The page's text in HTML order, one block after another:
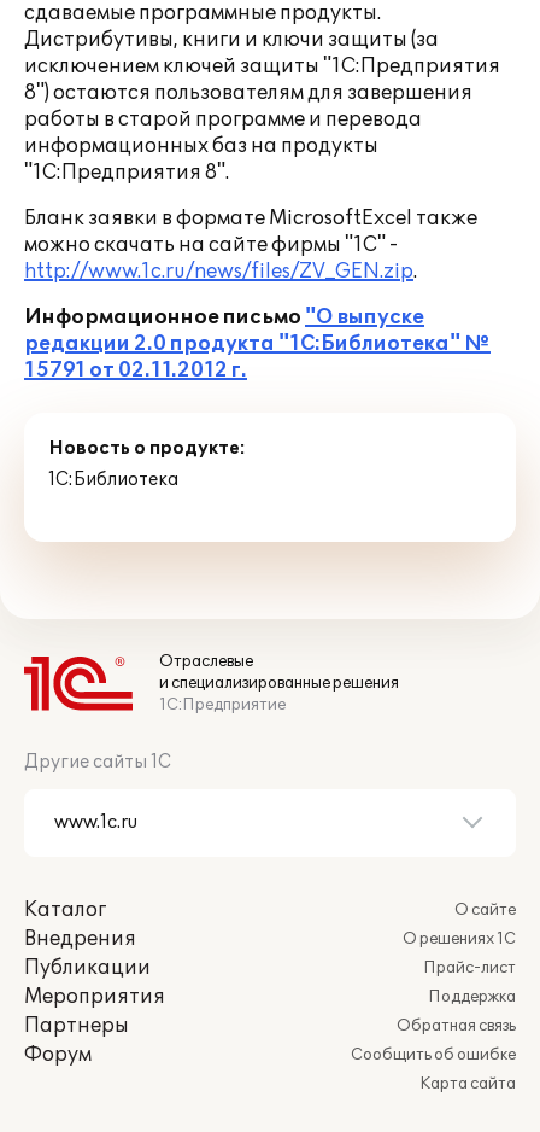
сдаваемые программные продукты.
Дистрибутивы, книги и ключи защиты (за
исключением ключей защиты "1С:Предприятия
8") остаются пользователям для завершения
работы в старой программе и перевода
информационных баз на продукты
"1С:Предприятия 8".
Бланк заявки в формате MicrosoftExcel также
можно скачать на сайте фирмы "1С" -
http://www.1c.ru/news/files/ZV_GEN.zip.
Информационное письмо "О выпуске
редакции 2.0 продукта "1С:Библиотека" №
15791 от 02.11.2012 г.
Новость о продукте:
1С:Библиотека
Отраслевые
и специализированные решения
1С:Предприятие
Другие сайты 1С
Каталог
Внедрения
Публикации
Мероприятия
Партнеры
Форум
О сайте
О решениях 1С
Прайс-лист
Поддержка
Обратная связь
Сообщить об ошибке
Карта сайта